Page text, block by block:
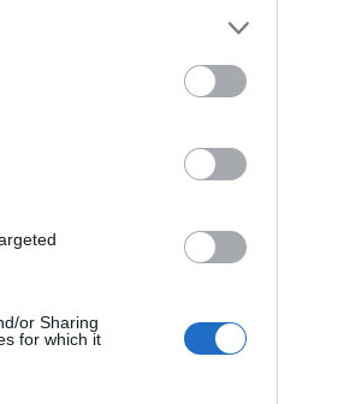
or Sharing
for which it
ao
Van